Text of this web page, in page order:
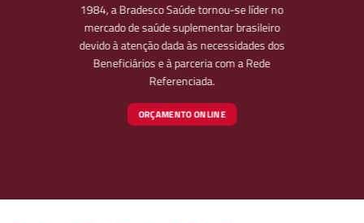
1984, a Bradesco Saúde tornou-se líder no
mercado de saúde suplementar brasileiro
devido à atenção dada às necessidades dos
Beneficiários e à parceria com a Rede
Referenciada.
ORÇAMENTO ONLINE